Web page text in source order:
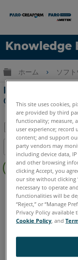
Knowledge
言語
ヘルプ サ
グローバル階
ホーム ソフ
Measure 10 で
の作業手順
PDF
と
し
て
目次
ッ
ダ
ー
な
CAM2
This site uses cookies,
are provided by third
functionality; measure,
user experience; record
content; and support
party vendors may
including device data,
and other browsing
clicking Accept, you
our site without clicking
necessary to operate
functionalities will be
“Reject,” or “Manage
Privacy Policy
Cookie Policy , and